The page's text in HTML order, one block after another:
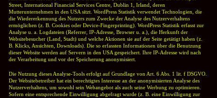
Street, International Financial Services Centre, Dublin 1, Irland, deren
Mutterunternehmen in den USA sitzt. WordPress Statistik verwendet Technologien, die
die Wiedererkennung des Nutzers zum Zwecke der Analyse des Nutzerverhaltens
ermöglichen (z. B. Cookies oder Device-Fingerprinting). WordPress Statistik erfasst zur
Analyse u. a. Logdateien (Referrer, IP-Adresse, Browser u. a.), die Herkunft der
Websitebesucher (Land, Stadt) und welche Aktionen sie auf der Seite getätigt haben (z.
B. Klicks, Ansichten, Downloads). Die so erfassten Informationen über die Benutzung
dieser Website werden auf Servern in den USA gespeichert. Ihre IP-Adresse wird nach
der Verarbeitung und vor der Speicherung anonymisiert.
Die Nutzung dieses Analyse-Tools erfolgt auf Grundlage von Art. 6 Abs. 1 lit. f DSGVO.
Der Websitebetreiber hat ein berechtigtes Interesse an der anonymisierten Analyse des
Nutzerverhaltens, um sowohl sein Webangebot als auch seine Werbung zu optimieren.
Sofern eine entsprechende Einwilligung abgefragt wurde (z. B. eine Einwilligung zur